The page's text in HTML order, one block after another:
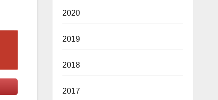
2020
2019
2018
2017